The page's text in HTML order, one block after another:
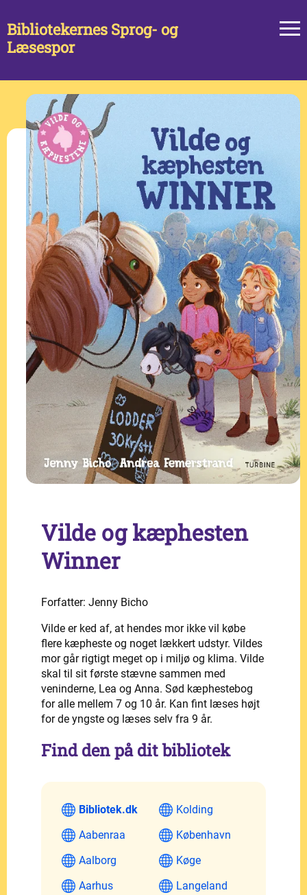
Bibliotekernes Sprog- og
Læsespor
Vilde og kæphesten
Winner
Forfatter: Jenny Bicho
Vilde er ked af, at hendes mor ikke vil købe
flere kæpheste og noget lækkert udstyr. Vildes
mor går rigtigt meget op i miljø og klima. Vilde
skal til sit første stævne sammen med
veninderne, Lea og Anna. Sød kæphestebog
for alle mellem 7 og 10 år. Kan fint læses højt
for de yngste og læses selv fra 9 år.
Find den på dit bibliotek
Bibliotek.dk
Aabenraa
Aalborg
Aarhus
Kolding
København
Køge
Langeland